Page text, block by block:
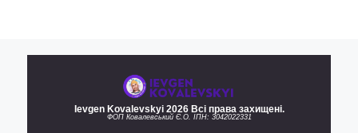
Ievgen Kovalevskyi 2026 Всі права захищені.
ФОП Ковалевський Є.О. ІПН: 3042022331